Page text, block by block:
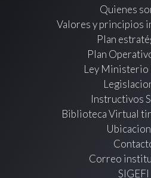
Quienes
Valores y principios
Plan
Plan
Ley Ministerio
Instructivos
Biblioteca Virtual
Correo
SIGEFI